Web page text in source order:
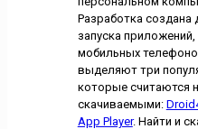
Разработка создана
запуска
мобильных
выделяют три
которые считаются
скачиваемыми:
App Player. Найти и